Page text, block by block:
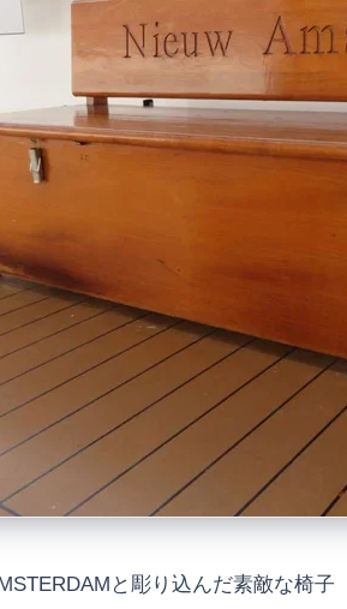
と彫り込んだ素敵な椅子